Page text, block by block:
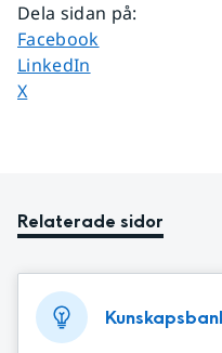
Dela sidan på:
Dela sidan på
Facebook
Dela sidan på
LinkedIn
Dela sidan på
X
Relaterade sidor